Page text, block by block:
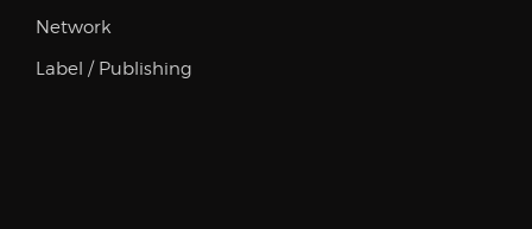
Network
Label / Publishing